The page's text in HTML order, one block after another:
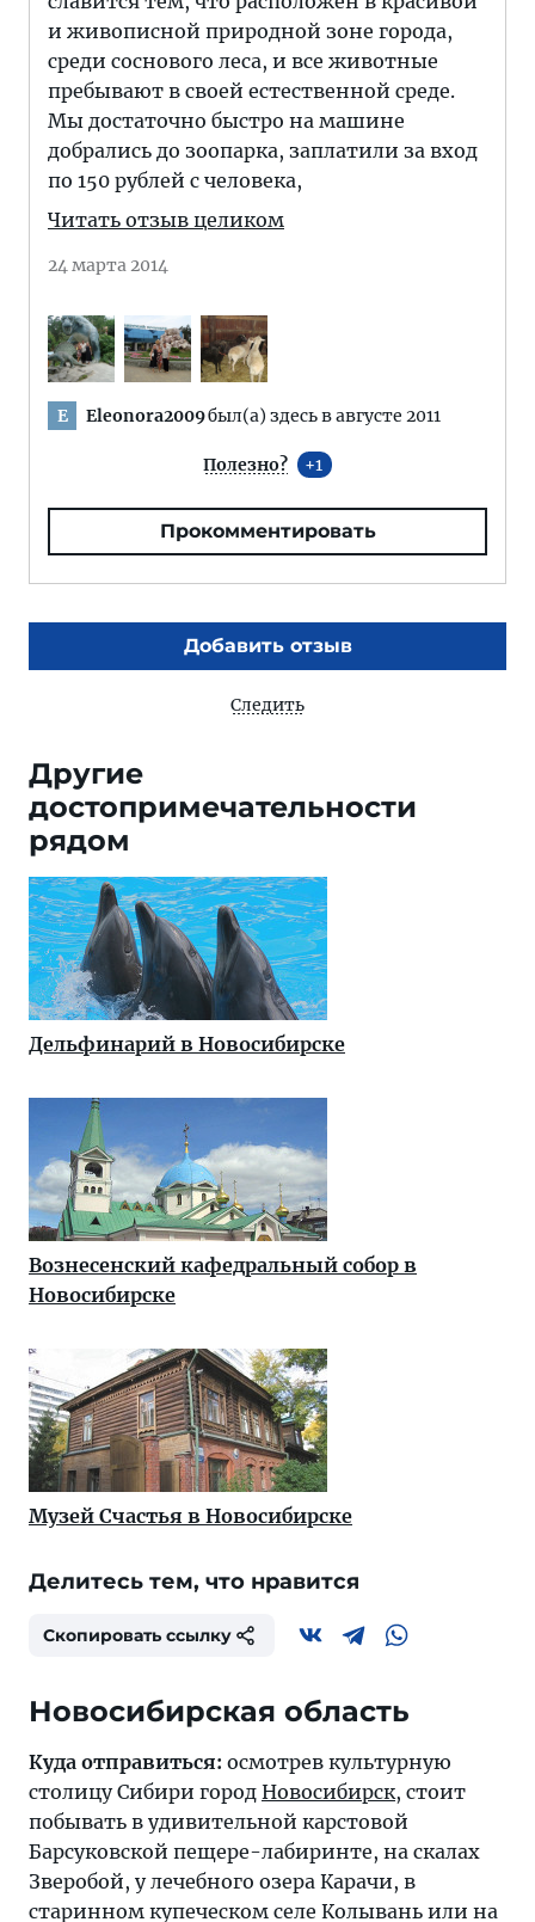
и живописной природной зоне города,
среди соснового леса, и все животные
пребывают в своей естественной среде.
Мы достаточно быстро на машине
добрались до зоопарка, заплатили за вход
по 150 рублей с человека,
Читать отзыв целиком
24 марта 2014
E Eleonora2009был(а) здесь в августе 2011
Полезно? 1
Прокомментировать
Добавить отзыв
Следить
Другие
достопримечательности
рядом
Дельфинарий в Новосибирске
Вознесенский кафедральный собор в
Новосибирске
Музей Счастья в Новосибирске
Делитесь тем, что нравится
Скопировать ссылку
Новосибирская область
Куда отправиться: осмотрев культурную
столицу Сибири город Новосибирск, стоит
побывать в удивительной карстовой
Барсуковской пещере-лабиринте, на скалах
Зверобой, у лечебного озера Карачи, в
старинном купеческом селе Колывань или на